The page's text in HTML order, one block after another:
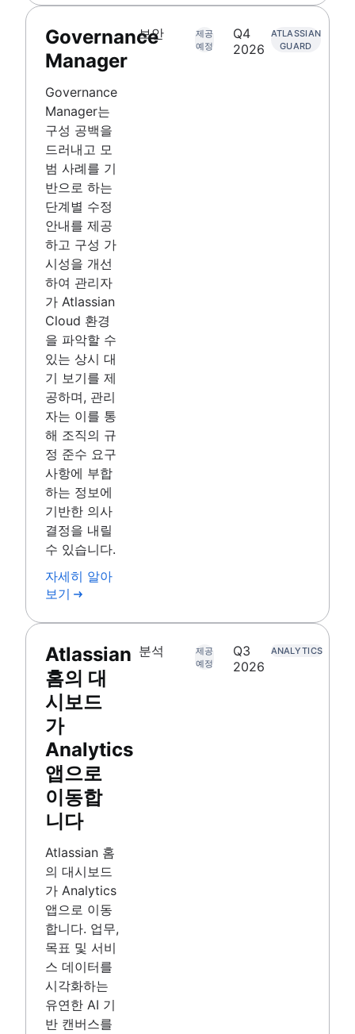
Governance
Manager
Governance
Manager는
구성 공백을
드러내고 모
범 사례를 기
반으로 하는
단계별 수정
안내를 제공
하고 구성 가
시성을 개선
하여 관리자
가 Atlassian
Cloud 환경
을 파악할 수
있는 상시 대
기 보기를 제
공하며, 관리
자는 이를 통
해 조직의 규
정 준수 요구
사항에 부합
하는 정보에
기반한 의사
결정을 내릴
수 있습니다.
자세히 알아
보기
보안
제공
예정
Q4
2026
ATLASSIAN
GUARD
Atlassian
홈의 대
시보드
가
Analytics
앱으로
이동합
니다
Atlassian 홈
의 대시보드
가 Analytics
앱으로 이동
합니다. 업무,
목표 및 서비
스 데이터를
시각화하는
유연한 AI 기
반 캔버스를
분석
제공
예정
Q3
2026
ANALYTICS